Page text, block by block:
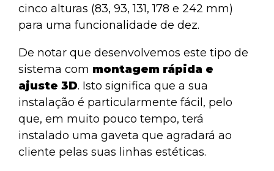
cinco alturas (83, 93, 131, 178 e 242 mm)
para uma funcionalidade de dez.
De notar que desenvolvemos este tipo de
sistema com montagem rápida e
ajuste 3D. Isto significa que a sua
instalação é particularmente fácil, pelo
que, em muito pouco tempo, terá
instalado uma gaveta que agradará ao
cliente pelas suas linhas estéticas.